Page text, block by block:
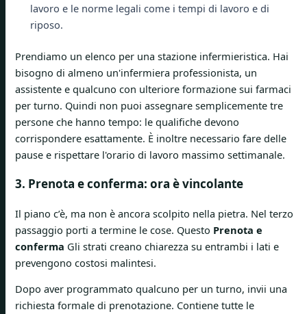
lavoro e le norme legali come i tempi di lavoro e di
riposo.
Prendiamo un elenco per una stazione infermieristica. Hai
bisogno di almeno un'infermiera professionista, un
assistente e qualcuno con ulteriore formazione sui farmaci
per turno. Quindi non puoi assegnare semplicemente tre
persone che hanno tempo: le qualifiche devono
corrispondere esattamente. È inoltre necessario fare delle
pause e rispettare l'orario di lavoro massimo settimanale.
3. Prenota e conferma: ora è vincolante
Il piano c’è, ma non è ancora scolpito nella pietra. Nel terzo
passaggio porti a termine le cose. Questo Prenota e
conferma Gli strati creano chiarezza su entrambi i lati e
prevengono costosi malintesi.
Dopo aver programmato qualcuno per un turno, invii una
richiesta formale di prenotazione. Contiene tutte le